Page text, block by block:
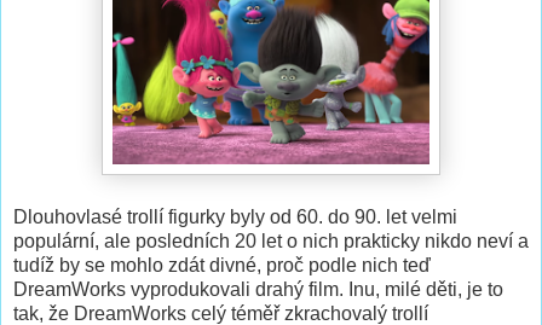
Dlouhovlasé trollí figurky byly od 60. do 90. let velmi
populární, ale posledních 20 let o nich prakticky nikdo neví a
tudíž by se mohlo zdát divné, proč podle nich teď
DreamWorks vyprodukovali drahý film. Inu, milé děti, je to
tak, že DreamWorks celý téměř zkrachovalý trollí